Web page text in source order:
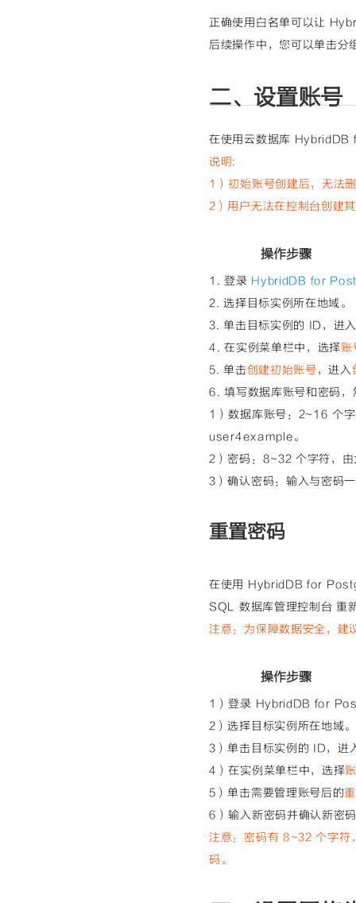
正确使用白名单可以让
后续操作中，您可以单击分
二、设置账号
在使用云数据库
说明:
1）初始账号创建后，无法
2）用户无法在控制台创建
操作步骤
1. 登录 HybridDB for
2. 选择目标实例所在地域。
3. 单击目标实例的 ID，进
4. 在实例菜单栏中，选择账
5. 单击创建初始账号，进入
6. 填写数据库账号和密码，
1）数据库账号：2~16 个
user4example。
2）密码：8~32 个字符，
3）确认密码：输入与密码
重置密码
在使用 HybridDB for
SQL 数据库管理控制台 重
注意：为保障数据安全，建
操作步骤
1）登录 HybridDB for
2）选择目标实例所在地域。
3）单击目标实例的 ID，进
4）在实例菜单栏中，选择
5）单击需要管理账号后的
6）输入新密码并确认新密
注意：密码有 8~32 个字符
码。